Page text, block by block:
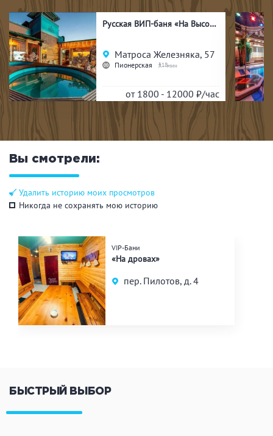
Русская ВИП-баня «На Высоте»
Матроса Железняка, 57
Пионерская 18
от 1800 - 12000 ₽/час
Вы смотрели:
Удалить историю моих просмотров
Никогда не сохранять мою историю
VIP-Бани
«На дровах»
пер. Пилотов, д. 4
БЫСТРЫЙ ВЫБОР